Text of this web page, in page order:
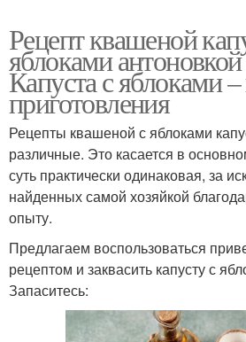
Рецепт квашеной
яблоками
Капуста с яблоками
приготовления
Рецепты квашеной с яблоками
различные. Это касается в
суть практически одинаковая, за
найденных самой хозяйкой
опыту.
Предлагаем воспользоваться
рецептом и заквасить капусту с
Запаситесь: